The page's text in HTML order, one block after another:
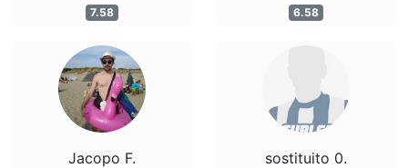
7.58
Jacopo F.
6.58
sostituito 0.